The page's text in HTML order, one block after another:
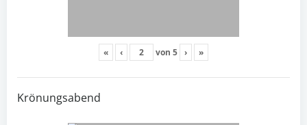
« ‹ von 5 › »
Krönungsabend